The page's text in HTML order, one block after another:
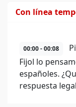
Con línea
00:00 - 00:08
Fijol lo
españoles.
respuesta